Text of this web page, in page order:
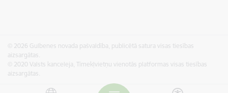
© 2026 Gulbenes novada pašvaldība, publicētā satura visas tiesības
aizsargātas.
© 2020 Valsts kanceleja, Tīmekļvietņu vienotās platformas visas tiesības
aizsargātas.